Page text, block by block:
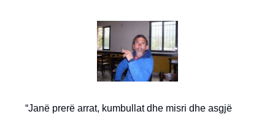
“Janë prerë arrat, kumbullat dhe misri dhe asgjë